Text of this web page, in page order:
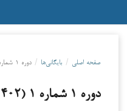
صفحه اصلی / بایگانی‌ها / دوره ۱ شماره ۱ (۱۴۰۲): پیاپی ۱
دوره ۱ شماره ۱ (۱۴۰۲): پیاپی ۱